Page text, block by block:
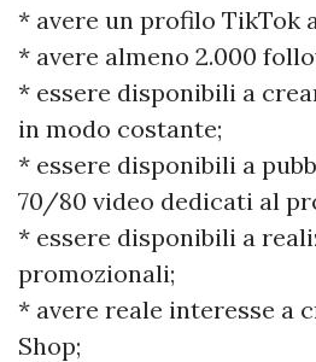
* avere un profilo TikTok
* avere almeno 2.000
* essere disponibili a
in modo costante;
* essere disponibili a
70/80 video dedicati al
* essere disponibili a
promozionali;
* avere reale interesse a
Shop;